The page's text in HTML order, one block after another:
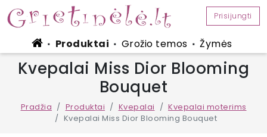
Prisijungti
■ Produktai ■ Grožio temos ■ Žymės
Kvepalai Miss Dior Blooming
Bouquet
Pradžia Produktai Kvepalai
Kvepalai moterims
Kvepalai Miss Dior Blooming Bouquet